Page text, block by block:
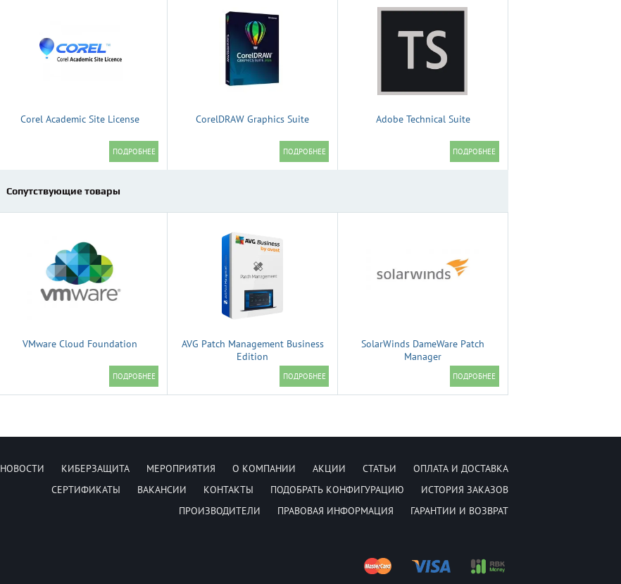
Corel Academic Site License CorelDRAW Graphics Suite Adobe Technical Suite
Сопутствующие товары
VMware Cloud Foundation
AVG Patch Management Business
Edition
SolarWinds DameWare Patch
Manager
НОВОСТИ КИБЕРЗАЩИТА МЕРОПРИЯТИЯ О КОМПАНИИ АКЦИИ СТАТЬИ
ОПЛАТА И ДОСТАВКА
СЕРТИФИКАТЫ
ВАКАНСИИ КОНТАКТЫ ПОДОБРАТЬ КОНФИГУРАЦИЮ
ИСТОРИЯ ЗАКАЗОВ
ПРОИЗВОДИТЕЛИ
ПРАВОВАЯ ИНФОРМАЦИЯ ГАРАНТИИ И ВОЗВРАТ